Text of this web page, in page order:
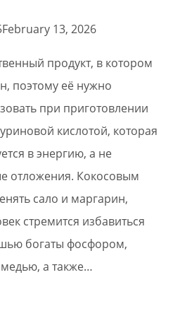
February 13, 2026
продукт, в котором
поэтому её нужно
при приготовлении
кислотой, которая
в энергию, а не
отложения. Кокосовым
сало и маргарин,
стремится избавиться
богаты фосфором,
а также…